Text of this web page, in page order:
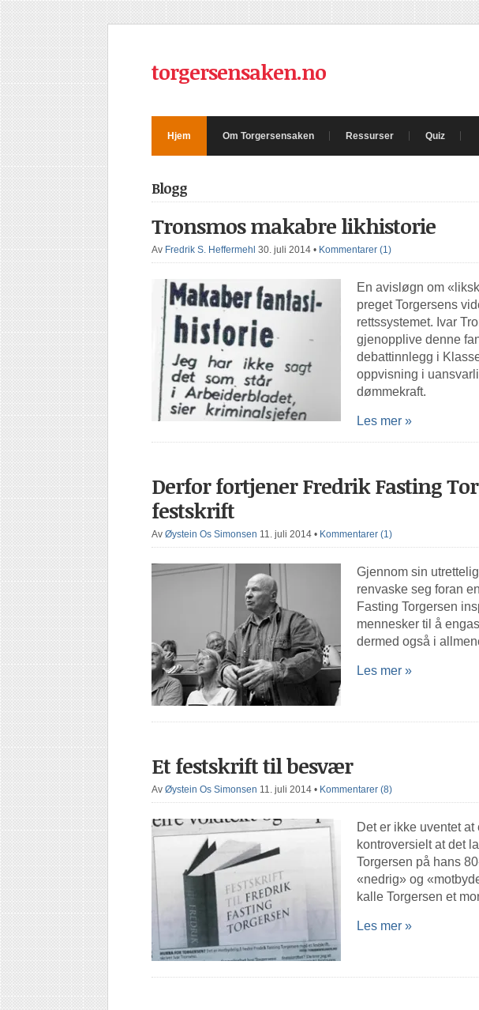
torgersensaken.no
Hjem Om Torgersensaken Ressurser Quiz
Blogg
Tronsmos makabre likhistorie
Av Fredrik S. Heffermehl 30. juli 2014 • Kommentarer (1)
En avisløgn om
preget Torgersens
rettssystemet. Ivar
gjenopplive denne
debattinnlegg i
oppvisning i
dømmekraft.
Les mer »
Derfor fortjener Fredrik Fasting
festskrift
Av Øystein Os Simonsen 11. juli 2014 • Kommentarer (1)
Gjennom sin
renvaske seg foran
Fasting Torgersen
mennesker til å
dermed også i
Les mer »
Et festskrift til besvær
Av Øystein Os Simonsen 11. juli 2014 • Kommentarer (8)
Det er ikke uventet
kontroversielt at det
Torgersen på hans
«nedrig» og
kalle Torgersen et
Les mer »